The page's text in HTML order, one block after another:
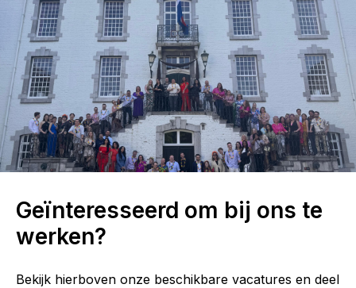
Geïnteresseerd om bij ons te
werken?
Bekijk hierboven onze beschikbare vacatures en deel